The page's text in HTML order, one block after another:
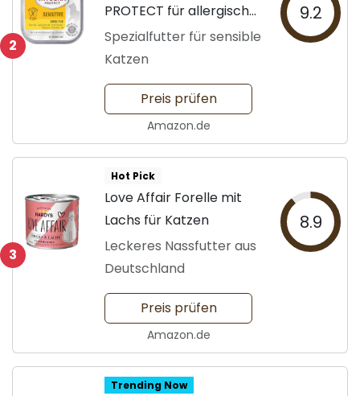
2
PROTECT für allergische
Katzen
Spezialfutter für sensible
Katzen
9.2
Preis prüfen
Amazon.de
3
Hot Pick
Love Affair Forelle mit
Lachs für Katzen
Leckeres Nassfutter aus
Deutschland
8.9
Preis prüfen
Amazon.de
Trending Now